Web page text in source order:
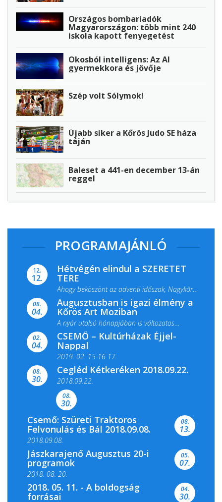
Országos bombariadók
Magyarországon: több mint 240
iskola kapott fenyegetést
Okosból intelligens: Az AI
gyermekkora és jövője
Szép volt Sólymok!
Újabb siker a Kőrös Judo SE háza
táján
Baleset a 441-en december 13-án
reggel
PROGRAMAJÁNLÓ
12.
12.
Hétvégén elindul a SZERETET
TERE
Ahogy beköszönt az adventi időszak, Nagykőrös
ismét megtelik ünnepi fénnyel és közös...
08.
04.
Augusztusban is igazi élmény a
Kőrös Art Moziban
A nyár utolsó hónapjában is változatos
filmkínálattal, családi...
02.
04.
CSEMŐ – Kultúrházak Éjjel-
Nappal
2019. 02. 15-16-17.
Színes és tartalmas programokkal várja a
Csemői Községi Könyvtár és...
08.
30.
Cegléd Kétkeréken 2018.09.22.
2018.09.22.
08.
30.
Csemő: Szüreti Traktoros
Felvonulás és Bál 2018.09.08.
2018.09.08.
08.
13.
Jászkarajenő Augusztus 20-i
programok
2018. 08. 20.
05.
07.
2018. 05. 11. - A boldogság
forrásai
04.
30.